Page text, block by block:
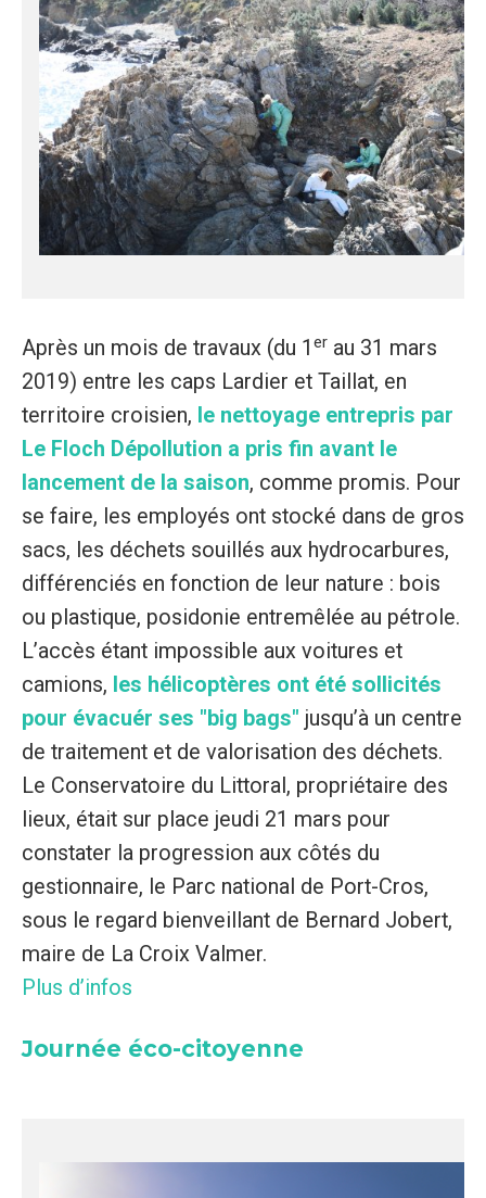
Après un mois de travaux (du 1 erau 31 mars
2019) entre les caps Lardier et Taillat, en
territoire croisien, le nettoyage entrepris par
Le Floch Dépollution a pris fin avant le
lancement de la saison, comme promis. Pour
se faire, les employés ont stocké dans de gros
sacs, les déchets souillés aux hydrocarbures,
différenciés en fonction de leur nature : bois
ou plastique, posidonie entremêlée au pétrole.
L’accès étant impossible aux voitures et
camions, les hélicoptères ont été sollicités
pour évacuér ses "big bags" jusqu’à un centre
de traitement et de valorisation des déchets.
Le Conservatoire du Littoral, propriétaire des
lieux, était sur place jeudi 21 mars pour
constater la progression aux côtés du
gestionnaire, le Parc national de Port-Cros,
sous le regard bienveillant de Bernard Jobert,
maire de La Croix Valmer.
Plus d’infos
Journée éco-citoyenne